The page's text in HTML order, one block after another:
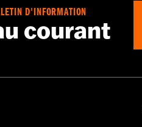
D'INFORMATION
courant